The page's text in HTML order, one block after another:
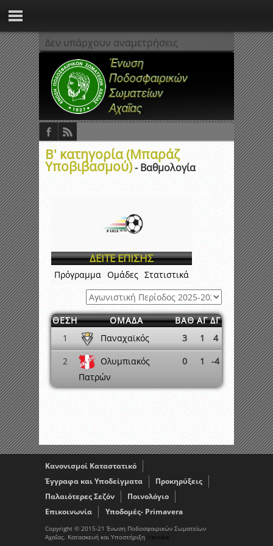
Δεν υπάρχουν αναμετρήσεις
Β' κατηγορία (Μπαράζ
Υποβιβασμού)- Βαθμολογία
ΔΕΙΤΕ ΕΠΙΣΗΣ
Πρόγραμμα Ομάδες Στατιστικά
ΘΕΣΗ ΟΜΑΔΑ ΒΑΘ ΑΓ ΔΓ
1
Παναχαϊκός 3 1
4
2
Ολυμπιακός
Πατρών
0 1 -4
Κανονισμοί Καταστατικό
Έγγραφα και Υποδείγματα
Προκηρύξεις
Παλαιότερες Σεζόν
Ποινολόγιο
Επικοινωνία
Υποδομές- Primavera
Copyright © 2015-21 Ένωση Ποδοσφαιρικών Σωματείων
Αχαΐας. Κατασκευή και Υποστήριξη icecube